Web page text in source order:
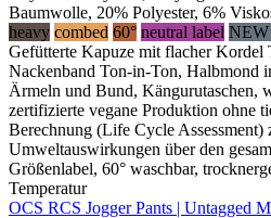
Baumwolle, 20% Polyester, 6%
heavy combed 60° neutral label NEW
Gefütterte Kapuze mit flacher Kordel
Nackenband Ton-in-Ton, Halbmond
Ärmeln und Bund, Kängurutaschen,
zertifizierte vegane Produktion ohne
Berechnung (Life Cycle Assessment)
Umweltauswirkungen über den
Größenlabel, 60° waschbar,
Temperatur
OCS RCS Jogger Pants | Untagged